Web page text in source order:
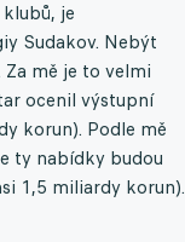
je
Sudakov. Nebýt
mě je to velmi
ocenil výstupní
korun). Podle mě
ty nabídky budou
1,5 miliardy korun).